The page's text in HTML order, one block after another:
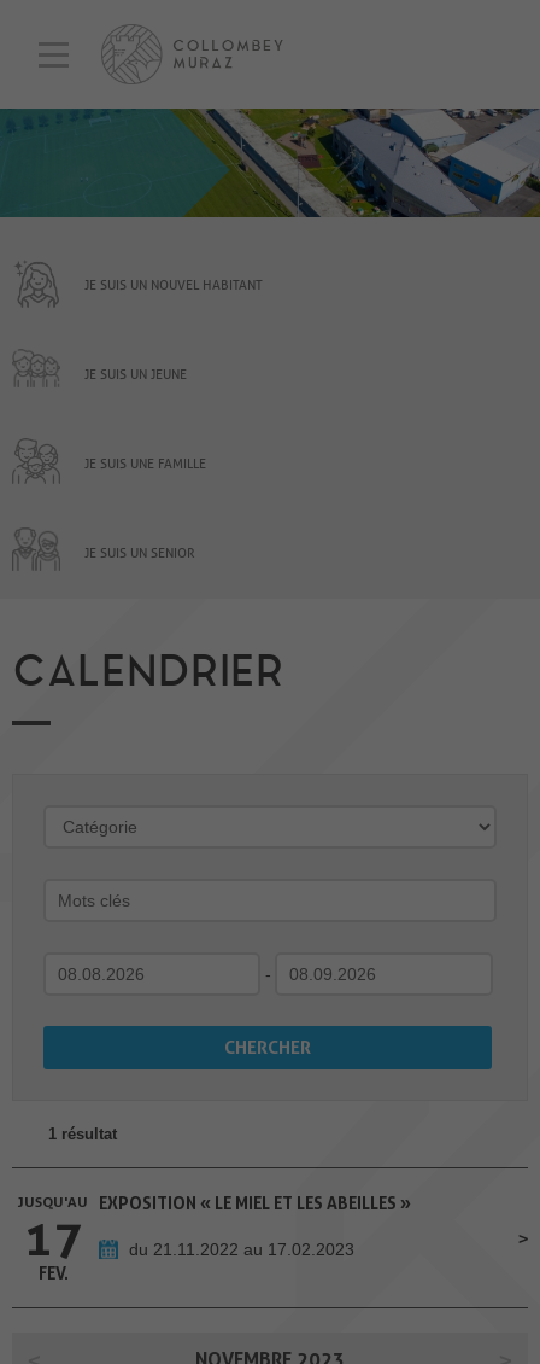
JE SUIS UN NOUVEL HABITANT
JE SUIS UN JEUNE
JE SUIS UNE FAMILLE
JE SUIS UN SENIOR
CALENDRIER
-
1 résultat
JUSQU'AU
17
FEV.
EXPOSITION « LE MIEL ET LES ABEILLES »
du 21.11.2022 au 17.02.2023
NOVEMBRE 2023